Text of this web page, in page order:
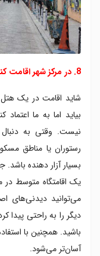
8. در مرکز شهر اقامت کنید
شاید اقامت در یک
بیاید اما به ما
نیست. وقتی به
رستوران یا مناطق
بسیار آزار دهنده
یک اقامتگاه متوسط در
می‌توانید دیدنی‌های
دیگر را به راحتی
باشید. همچنین با
آسان‌تر می‌شود.